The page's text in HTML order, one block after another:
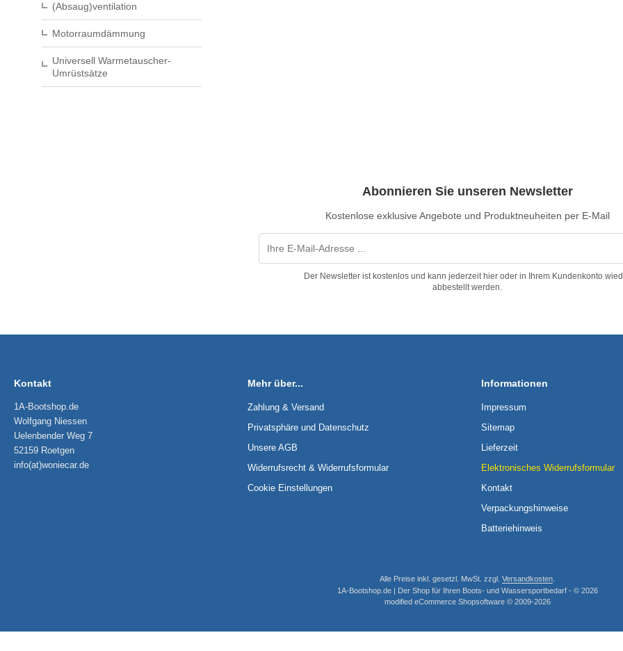
(Absaug)ventilation
Motorraumdämmung
Universell Warmetauscher-
Umrüstsätze
Abonnieren Sie unseren Newsletter
Kostenlose exklusive Angebote und Produktneuheiten per E-Mail
Der Newsletter ist kostenlos und kann jederzeit hier oder in Ihrem Kundenkonto
abbestellt werden.
Kontakt
1A-Bootshop.de
Wolfgang Niessen
Uelenbender Weg 7
52159 Roetgen
info(at)woniecar.de
Mehr über...
Zahlung & Versand
Privatsphäre und Datenschutz
Unsere AGB
Widerrufsrecht & Widerrufsformular
Cookie Einstellungen
Informationen
Impressum
Sitemap
Lieferzeit
Elektronisches Widerrufsformular
Kontakt
Verpackungshinweise
Batteriehinweis
Alle Preise inkl. gesetzl. MwSt. zzgl. Versandkosten
1A-Bootshop.de | Der Shop für Ihren Boots- und Wassersportbedarf - © 2026
modified eCommerce Shopsoftware © 2009-2026